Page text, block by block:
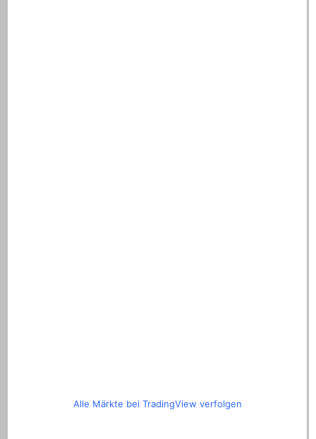
Alle Märkte bei TradingView verfolgen